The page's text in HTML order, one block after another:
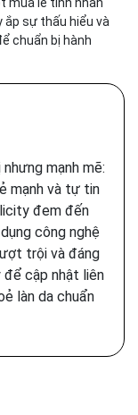
ắp sự thấu hiểu và
chuẩn bị hành
mạnh mẽ:
mạnh và tự tin
đem đến
công nghệ
trội và đáng
cập nhật liên
làn da chuẩn